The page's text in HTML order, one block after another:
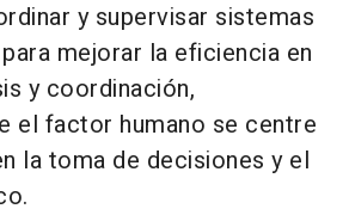
y supervisar sistemas
mejorar la eficiencia en
y coordinación,
el factor humano se centre
la toma de decisiones y el